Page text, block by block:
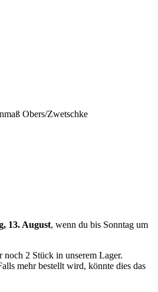
Obers/Zwetschke
13. August, wenn du bis Sonntag um
2 Stück in unserem Lager.
mehr bestellt wird, könnte dies das